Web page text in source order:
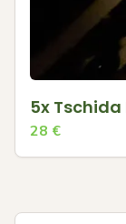
5x Tschida
28 €